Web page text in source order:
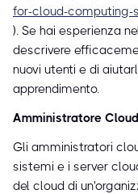
for-cloud-computing-
). Se hai esperienza
descrivere
nuovi utenti e di
apprendimento.
Amministratore Cloud
Gli amministratori
sistemi e i server
del cloud di